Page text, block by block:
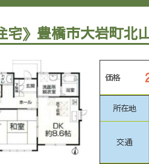
宅》豊橋市大岩町北
価格
所在地
交通